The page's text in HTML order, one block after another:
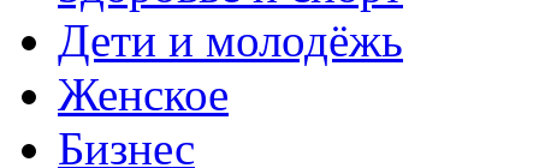
Дети и молодёжь
Женское
Бизнес